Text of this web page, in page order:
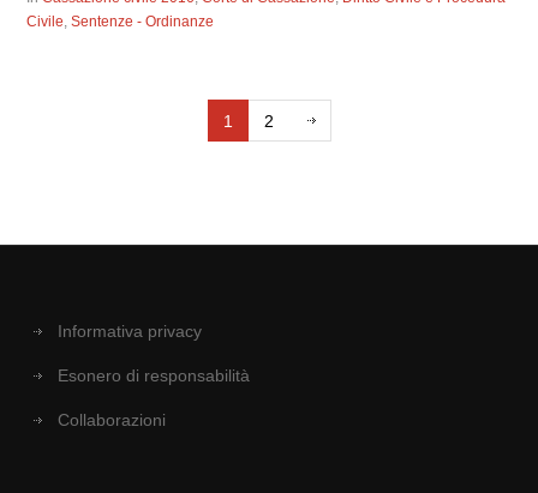
Civile,Sentenze - Ordinanze
1 2
Informativa privacy
Esonero di responsabilità
Collaborazioni